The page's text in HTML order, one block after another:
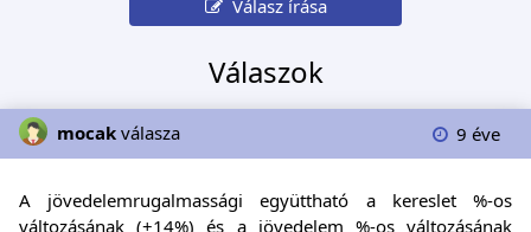
Válasz írása
Válaszok
mocak válasza 9 éve
A jövedelemrugalmassági együttható a kereslet %-os
változásának (+14%) és a jövedelem %-os változásának